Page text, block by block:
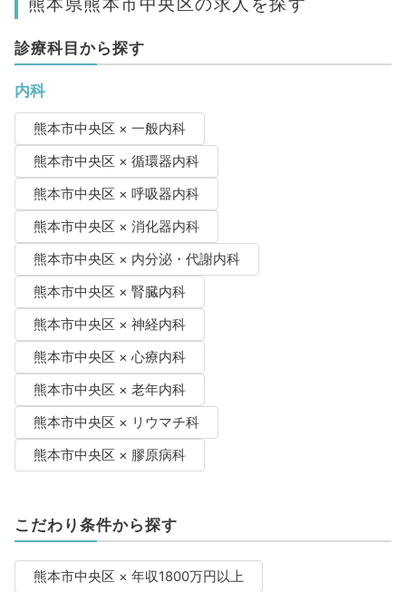
診療科目から探す
内科
熊本市中央区 × 一般内科
熊本市中央区 × 循環器内科
熊本市中央区 × 呼吸器内科
熊本市中央区 × 消化器内科
熊本市中央区 × 内分泌・代謝内科
熊本市中央区 × 腎臓内科
熊本市中央区 × 神経内科
熊本市中央区 × 心療内科
熊本市中央区 × 老年内科
熊本市中央区 × リウマチ科
熊本市中央区 × 膠原病科
こだわり条件から探す
熊本市中央区 × 年収1800万円以上